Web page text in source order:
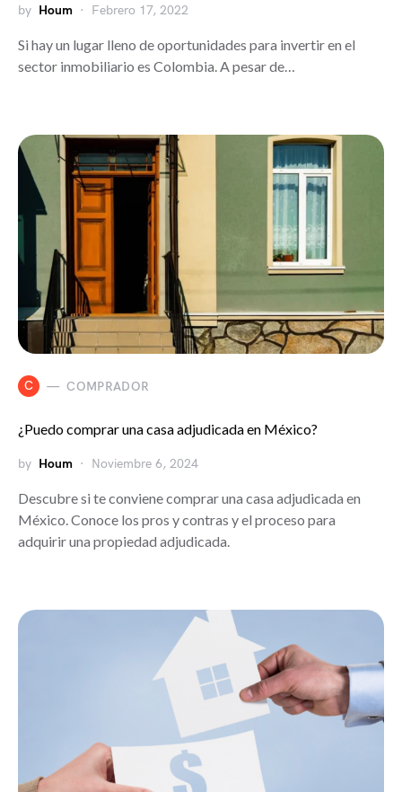
by Houm Febrero 17, 2022
Si hay un lugar lleno de oportunidades para invertir en el
sector inmobiliario es Colombia. A pesar de…
C COMPRADOR
¿Puedo comprar una casa adjudicada en México?
by Houm Noviembre 6, 2024
Descubre si te conviene comprar una casa adjudicada en
México. Conoce los pros y contras y el proceso para
adquirir una propiedad adjudicada.